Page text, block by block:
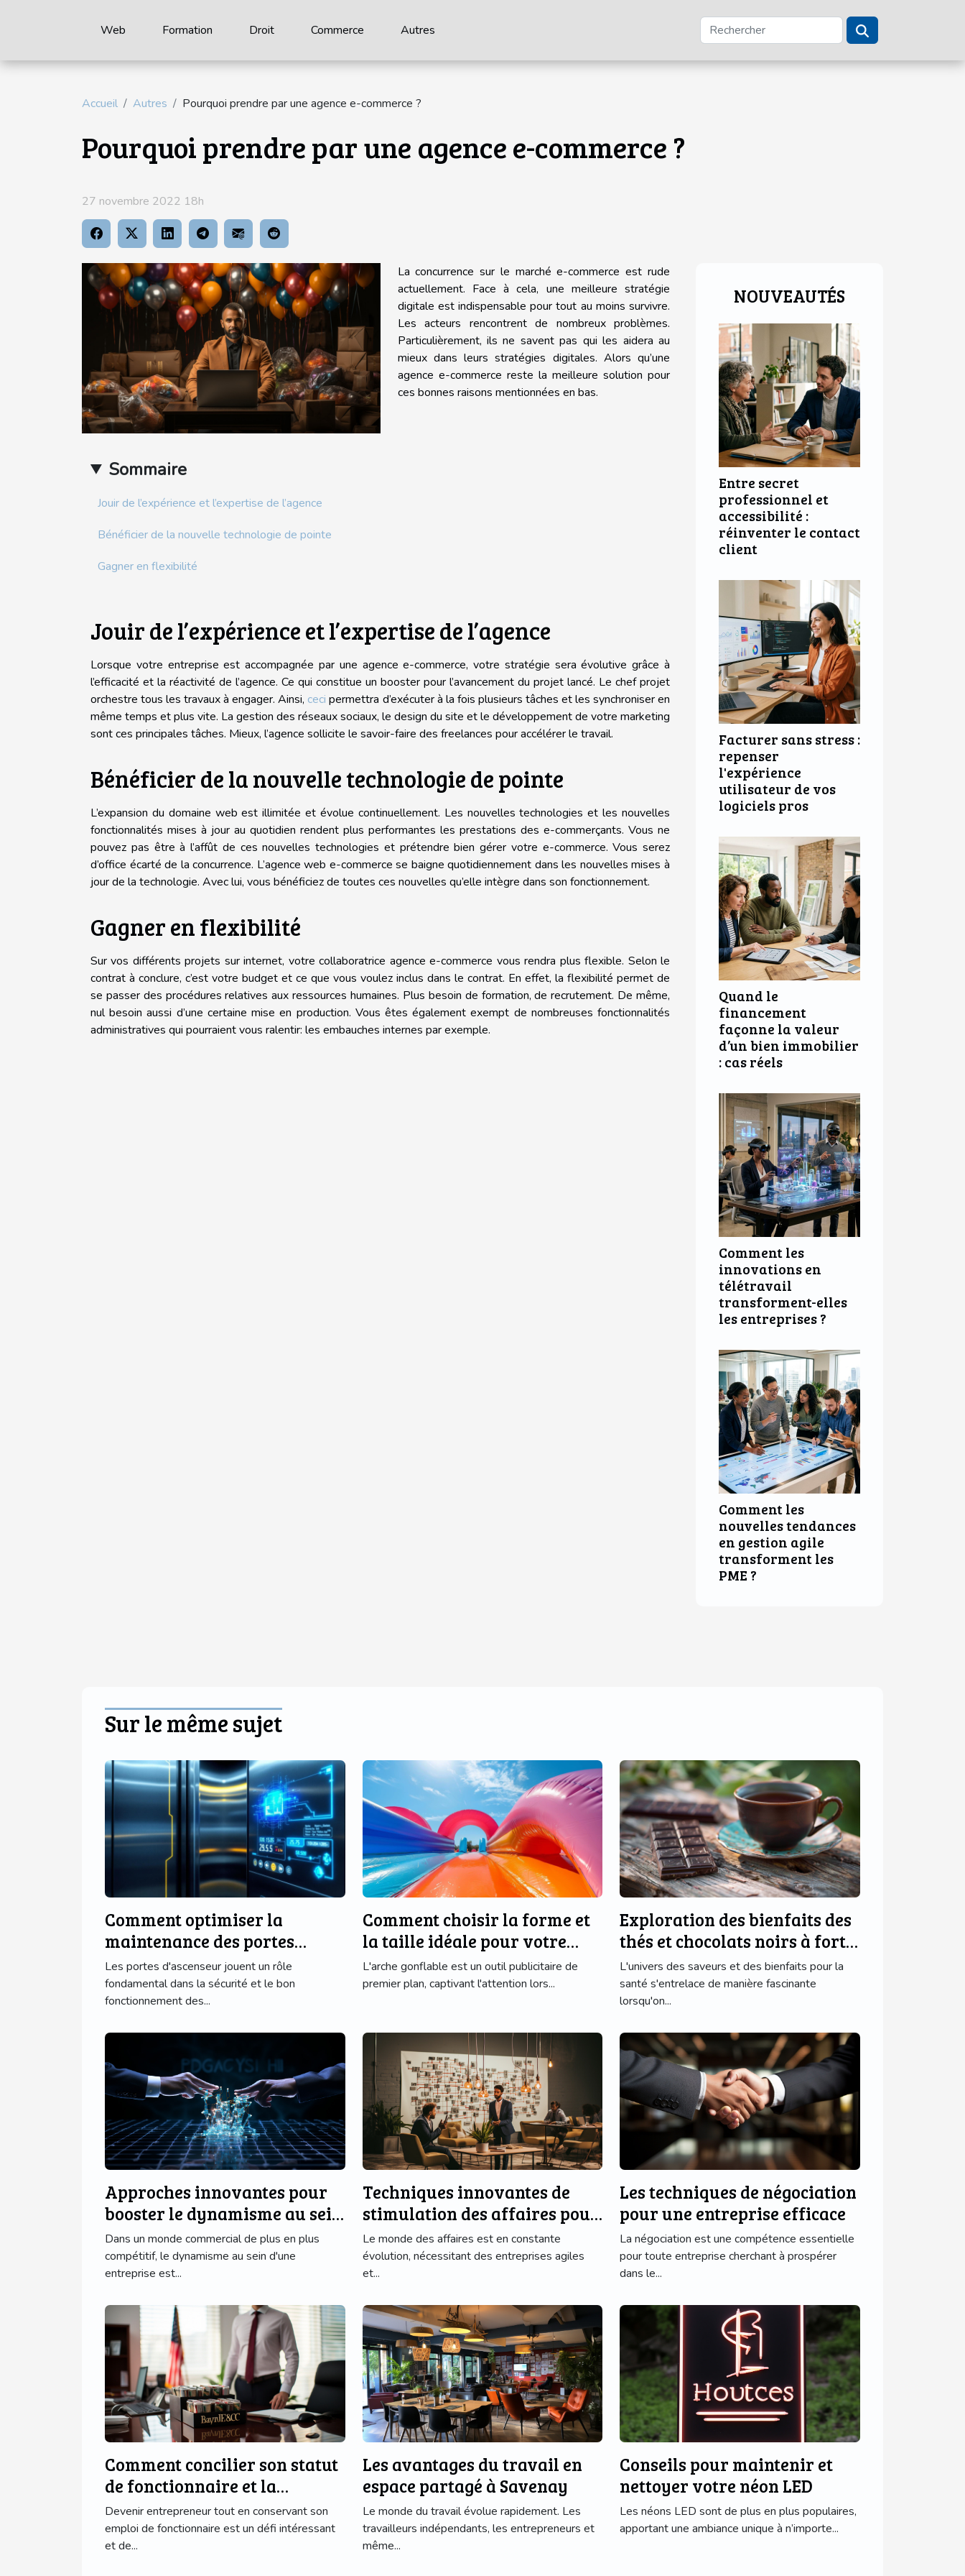
Web Formation Droit Commerce Autres
Accueil Autres Pourquoi prendre par une agence e-commerce ?
Pourquoi prendre par une agence e-commerce ?
27 novembre 2022 18h
Sommaire
Jouir de l’expérience et l’expertise de l’agence
Bénéficier de la nouvelle technologie de pointe
Gagner en flexibilité
La concurrence sur le marché e-commerce est rude
actuellement. Face à cela, une meilleure stratégie
digitale est indispensable pour tout au moins survivre.
Les acteurs rencontrent de nombreux problèmes.
Particulièrement, ils ne savent pas qui les aidera au
mieux dans leurs stratégies digitales. Alors qu’une
agence e-commerce reste la meilleure solution pour
ces bonnes raisons mentionnées en bas.
Jouir de l’expérience et l’expertise de l’agence
Lorsque votre entreprise est accompagnée par une agence e-commerce, votre stratégie sera évolutive grâce à
l’efficacité et la réactivité de l’agence. Ce qui constitue un booster pour l’avancement du projet lancé. Le chef projet
orchestre tous les travaux à engager. Ainsi, ceci permettra d’exécuter à la fois plusieurs tâches et les synchroniser en
même temps et plus vite. La gestion des réseaux sociaux, le design du site et le développement de votre marketing
sont ces principales tâches. Mieux, l’agence sollicite le savoir-faire des freelances pour accélérer le travail.
Bénéficier de la nouvelle technologie de pointe
L’expansion du domaine web est illimitée et évolue continuellement. Les nouvelles technologies et les nouvelles
fonctionnalités mises à jour au quotidien rendent plus performantes les prestations des e-commerçants. Vous ne
pouvez pas être à l’affût de ces nouvelles technologies et prétendre bien gérer votre e-commerce. Vous serez
d’office écarté de la concurrence. L’agence web e-commerce se baigne quotidiennement dans les nouvelles mises à
jour de la technologie. Avec lui, vous bénéficiez de toutes ces nouvelles qu’elle intègre dans son fonctionnement.
Gagner en flexibilité
Sur vos différents projets sur internet, votre collaboratrice agence e-commerce vous rendra plus flexible. Selon le
contrat à conclure, c’est votre budget et ce que vous voulez inclus dans le contrat. En effet, la flexibilité permet de
se passer des procédures relatives aux ressources humaines. Plus besoin de formation, de recrutement. De même,
nul besoin aussi d’une certaine mise en production. Vous êtes également exempt de nombreuses fonctionnalités
administratives qui pourraient vous ralentir: les embauches internes par exemple.
NOUVEAUTÉS
Entre secret
professionnel et
accessibilité :
réinventer le contact
client
Facturer sans stress :
repenser
l'expérience
utilisateur de vos
logiciels pros
Quand le
financement
façonne la valeur
d’un bien immobilier
: cas réels
Comment les
innovations en
télétravail
transforment-elles
les entreprises ?
Comment les
nouvelles tendances
en gestion agile
transforment les
PME ?
Sur le même sujet
Comment optimiser la
maintenance des portes
d'ascenseur avec des
technologies modernes ?
Les portes d'ascenseur jouent un rôle
fondamental dans la sécurité et le bon
fonctionnement des...
Comment choisir la forme et
la taille idéale pour votre
arche gonflable
L'arche gonflable est un outil publicitaire de
premier plan, captivant l'attention lors...
Exploration des bienfaits des
thés et chocolats noirs à forte
teneur
L'univers des saveurs et des bienfaits pour la
santé s'entrelace de manière fascinante
lorsqu'on...
Approches innovantes pour
booster le dynamisme au sein
de votre entreprise
Dans un monde commercial de plus en plus
compétitif, le dynamisme au sein d'une
entreprise est...
Techniques innovantes de
stimulation des affaires pour
une entreprise florissante
Le monde des affaires est en constante
évolution, nécessitant des entreprises agiles
et...
Les techniques de négociation
pour une entreprise efficace
La négociation est une compétence essentielle
pour toute entreprise cherchant à prospérer
dans le...
Comment concilier son statut
de fonctionnaire et la
création d'une entreprise
Devenir entrepreneur tout en conservant son
emploi de fonctionnaire est un défi intéressant
et de...
Les avantages du travail en
espace partagé à Savenay
Le monde du travail évolue rapidement. Les
travailleurs indépendants, les entrepreneurs et
même...
Conseils pour maintenir et
nettoyer votre néon LED
Les néons LED sont de plus en plus populaires,
apportant une ambiance unique à n’importe...